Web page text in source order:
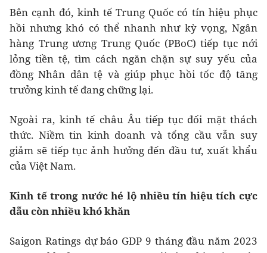
Bên cạnh đó, kinh tế Trung Quốc có tín hiệu phục
hồi nhưng khó có thể nhanh như kỳ vọng, Ngân
hàng Trung ương Trung Quốc (PBoC) tiếp tục nới
lỏng tiền tệ, tìm cách ngăn chặn sự suy yếu của
đồng Nhân dân tệ và giúp phục hồi tốc độ tăng
trưởng kinh tế đang chững lại.
Ngoài ra, kinh tế châu Âu tiếp tục đối mặt thách
thức. Niềm tin kinh doanh và tổng cầu vẫn suy
giảm sẽ tiếp tục ảnh hưởng đến đầu tư, xuất khẩu
của Việt Nam.
Kinh tế trong nước hé lộ nhiều tín hiệu tích cực
dẫu còn nhiều khó khăn
Saigon Ratings dự báo GDP 9 tháng đầu năm 2023